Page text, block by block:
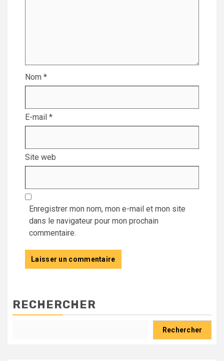
Nom *
E-mail *
Site web
Enregistrer mon nom, mon e-mail et mon site
dans le navigateur pour mon prochain
commentaire.
RECHERCHER
Rechercher